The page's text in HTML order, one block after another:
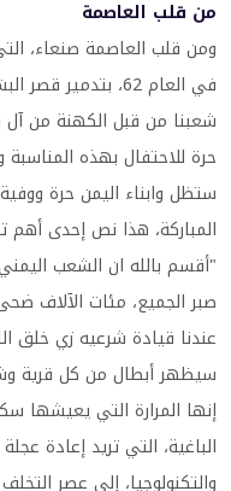
من قلب العاصمة
في العام 62،
شعبنا من قبل الكهنة من آل
ستظل وابناء اليمن حرة
المباركة، هذا نص إحدى أهم
"أقسم بالله ان الشعب
صبر الجميع، مئات الآلاف
عندنا قيادة شرعيه زي خلق
سيظهر أبطال من كل قرية وشارع
إنها المرارة التي يعيشها
الباغية، التي تريد إعادة
والتكنولوجيا، إلى عصر